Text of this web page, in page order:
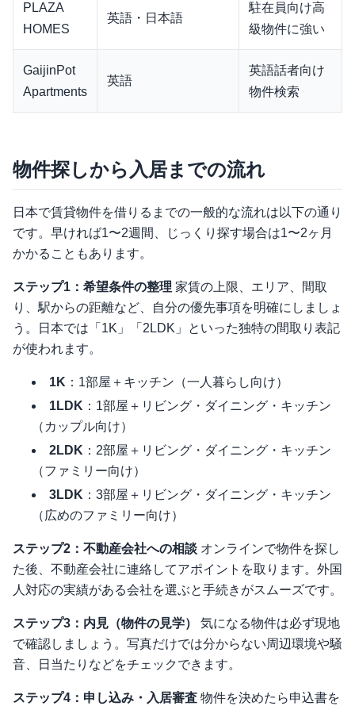
PLAZA
HOMES
英語・日本語
駐在員向け高
級物件に強い
GaijinPot
Apartments
英語
英語話者向け
物件検索
物件探しから入居までの流れ
日本で賃貸物件を借りるまでの一般的な流れは以下の通り
です。早ければ1〜2週間、じっくり探す場合は1〜2ヶ月
かかることもあります。
ステップ1：希望条件の整理 家賃の上限、エリア、間取
り、駅からの距離など、自分の優先事項を明確にしましょ
う。日本では「1K」「2LDK」といった独特の間取り表記
が使われます。
1K ：1部屋＋キッチン（一人暮らし向け）
1LDK ：1部屋＋リビング・ダイニング・キッチン
（カップル向け）
2LDK ：2部屋＋リビング・ダイニング・キッチン
（ファミリー向け）
3LDK ：3部屋＋リビング・ダイニング・キッチン
（広めのファミリー向け）
ステップ2：不動産会社への相談 オンラインで物件を探し
た後、不動産会社に連絡してアポイントを取ります。外国
人対応の実績がある会社を選ぶと手続きがスムーズです。
ステップ3：内見（物件の見学）
気になる物件は必ず現地
で確認しましょう。写真だけでは分からない周辺環境や騒
音、日当たりなどをチェックできます。
ステップ4：申し込み・入居審査 物件を決めたら申込書を